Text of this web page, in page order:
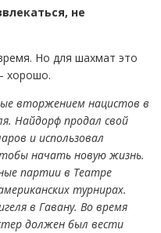
не
Но для шахмат это
хорошо.
вторжением нацистов в
Найдорф продал свой
и использовал
начать новую жизнь.
партии в Театре
турнирах.
в Гавану. Во время
должен был вести